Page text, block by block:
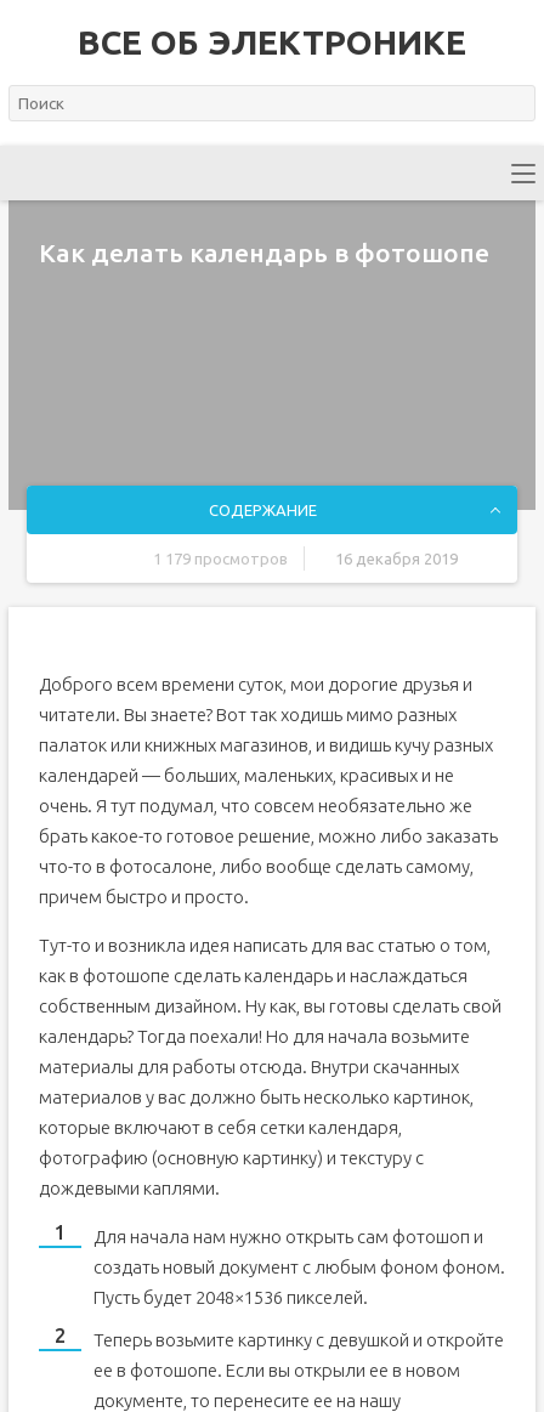
ВСЕ ОБ ЭЛЕКТРОНИКЕ
Как делать календарь в фотошопе
СОДЕРЖАНИЕ
1 179 просмотров 16 декабря 2019
Доброго всем времени суток, мои дорогие друзья и
читатели. Вы знаете? Вот так ходишь мимо разных
палаток или книжных магазинов, и видишь кучу разных
календарей — больших, маленьких, красивых и не
очень. Я тут подумал, что совсем необязательно же
брать какое-то готовое решение, можно либо заказать
что-то в фотосалоне, либо вообще сделать самому,
причем быстро и просто.
Тут-то и возникла идея написать для вас статью о том,
как в фотошопе сделать календарь и наслаждаться
собственным дизайном. Ну как, вы готовы сделать свой
календарь? Тогда поехали! Но для начала возьмите
материалы для работы отсюда. Внутри скачанных
материалов у вас должно быть несколько картинок,
которые включают в себя сетки календаря,
фотографию (основную картинку) и текстуру с
дождевыми каплями.
Для начала нам нужно открыть сам фотошоп и
создать новый документ с любым фоном фоном.
Пусть будет 2048×1536 пикселей.
Теперь возьмите картинку с девушкой и откройте
ее в фотошопе. Если вы открыли ее в новом
документе, то перенесите ее на нашу